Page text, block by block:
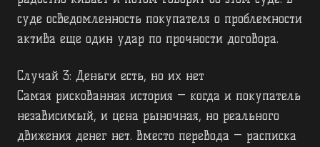
суде осведомленность покупателя о проблемности
актива еще один удар по прочности договора.
Случай 3: Деньги есть, но их нет
Самая рискованная история — когда и покупатель
независимый, и цена рыночная, но реального
движения денег нет. Вместо перевода — расписка